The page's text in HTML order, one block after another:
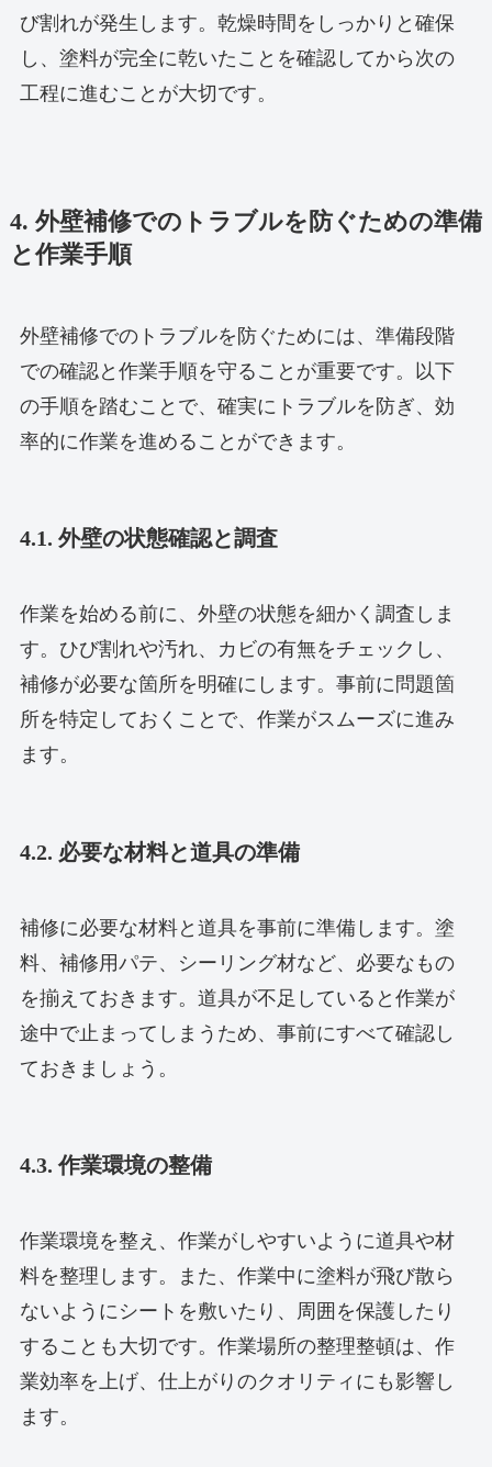
び割れが発生します。乾燥時間をしっかりと確保
し、塗料が完全に乾いたことを確認してから次の
工程に進むことが大切です。
4. 外壁補修でのトラブルを防ぐための準備
と作業手順
外壁補修でのトラブルを防ぐためには、準備段階
での確認と作業手順を守ることが重要です。以下
の手順を踏むことで、確実にトラブルを防ぎ、効
率的に作業を進めることができます。
4.1. 外壁の状態確認と調査
作業を始める前に、外壁の状態を細かく調査しま
す。ひび割れや汚れ、カビの有無をチェックし、
補修が必要な箇所を明確にします。事前に問題箇
所を特定しておくことで、作業がスムーズに進み
ます。
4.2. 必要な材料と道具の準備
補修に必要な材料と道具を事前に準備します。塗
料、補修用パテ、シーリング材など、必要なもの
を揃えておきます。道具が不足していると作業が
途中で止まってしまうため、事前にすべて確認し
ておきましょう。
4.3. 作業環境の整備
作業環境を整え、作業がしやすいように道具や材
料を整理します。また、作業中に塗料が飛び散ら
ないようにシートを敷いたり、周囲を保護したり
することも大切です。作業場所の整理整頓は、作
業効率を上げ、仕上がりのクオリティにも影響し
ます。